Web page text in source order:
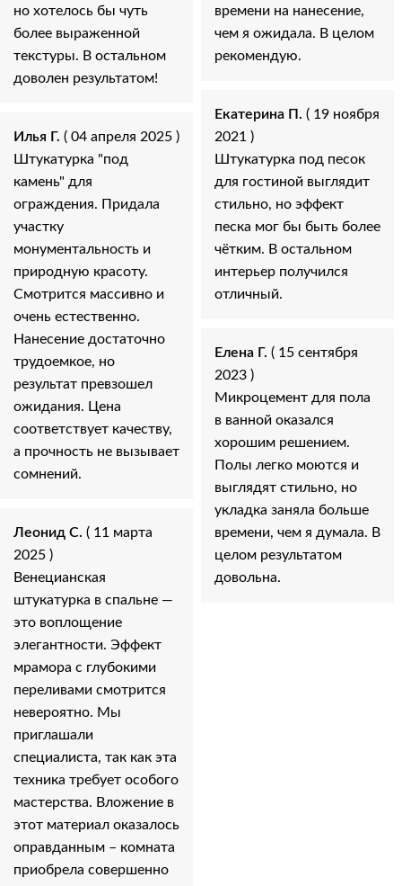
но хотелось бы чуть
более выраженной
текстуры. В остальном
доволен результатом!
Илья Г. ( 04 апреля 2025 )
Штукатурка "под
камень" для
ограждения. Придала
участку
монументальность и
природную красоту.
Смотрится массивно и
очень естественно.
Нанесение достаточно
трудоемкое, но
результат превзошел
ожидания. Цена
соответствует качеству,
а прочность не вызывает
сомнений.
Леонид С. ( 11 марта
2025 )
Венецианская
штукатурка в спальне —
это воплощение
элегантности. Эффект
мрамора с глубокими
переливами смотрится
невероятно. Мы
приглашали
специалиста, так как эта
техника требует особого
мастерства. Вложение в
этот материал оказалось
оправданным – комната
приобрела совершенно
времени на нанесение,
чем я ожидала. В целом
рекомендую.
Екатерина П. ( 19 ноября
2021 )
Штукатурка под песок
для гостиной выглядит
стильно, но эффект
песка мог бы быть более
чётким. В остальном
интерьер получился
отличный.
Елена Г. ( 15 сентября
2023 )
Микроцемент для пола
в ванной оказался
хорошим решением.
Полы легко моются и
выглядят стильно, но
укладка заняла больше
времени, чем я думала. В
целом результатом
довольна.